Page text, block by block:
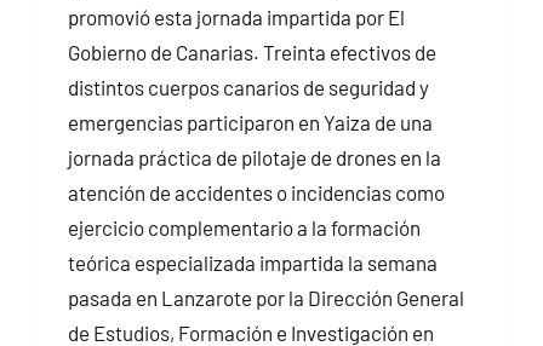
promovió esta jornada impartida por El
Gobierno de Canarias. Treinta efectivos de
distintos cuerpos canarios de seguridad y
emergencias participaron en Yaiza de una
jornada práctica de pilotaje de drones en la
atención de accidentes o incidencias como
ejercicio complementario a la formación
teórica especializada impartida la semana
pasada en Lanzarote por la Dirección General
de Estudios, Formación e Investigación en